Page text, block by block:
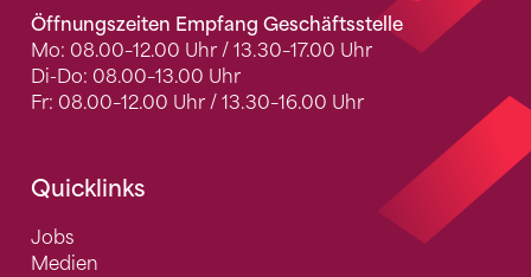
Öffnungszeiten Empfang Geschäftsstelle
Mo: 08.00–12.00 Uhr / 13.30–17.00 Uhr
Di-Do: 08.00–13.00 Uhr
Fr: 08.00–12.00 Uhr / 13.30–16.00 Uhr
Quicklinks
Jobs
Medien